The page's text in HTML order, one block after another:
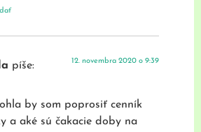
píše: 12. novembra 2020 o 9:39
by som poprosiť cenník
a aké sú čakacie doby na